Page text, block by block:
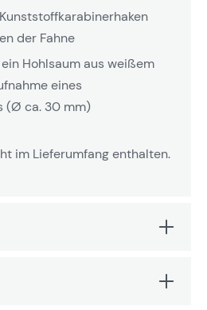
der Fahne
Hohlsaum aus weißem
eines
(Ø ca. 30 mm)
im Lieferumfang enthalten.